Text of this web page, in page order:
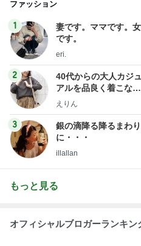
ファッション
1
妻です。ママです。女
です。
eri.
2
40代からの大人カジュ
アルを品良く着こなす
ファッションブログ
えりん
3
銀の滴降る降るまわり
に・・・
illallan
もっと見る
オフィシャルブロガーランキン